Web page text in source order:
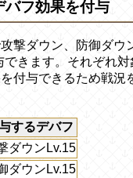
バフ効果を付与
撃ダウン、防御ダウ
できます。それぞれ
付与できるため戦況
するデバフ
ダウンLv.15
ダウンLv.15